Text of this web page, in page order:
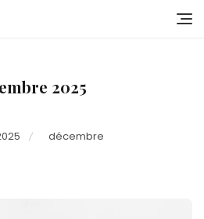
2025
décembre